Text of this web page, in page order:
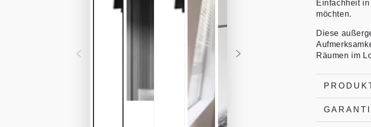
Einfachheit
möchten.
Diese
Räumen im